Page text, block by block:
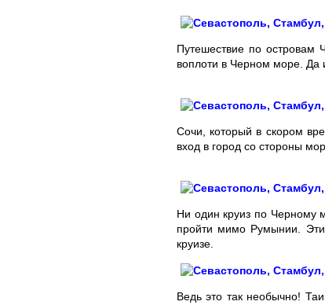
Путешествие по островам
воплоти в Черном море. Да
Сочи, который в скором
вход в город со стороны
Ни один круиз по Черному
пройти мимо Румынии.
круизе.
Ведь это так необычно!